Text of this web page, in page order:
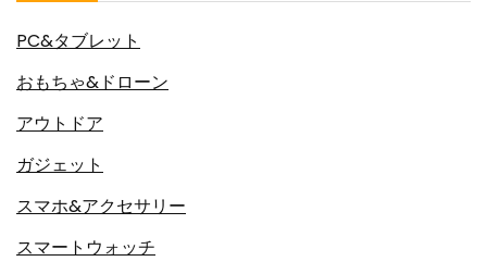
PC&タブレット
おもちゃ&ドローン
アウトドア
ガジェット
スマホ&アクセサリー
スマートウォッチ